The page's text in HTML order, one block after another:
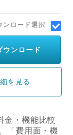
ンロード選択
ウンロード
を見る
金・機能比較
「費用面・機